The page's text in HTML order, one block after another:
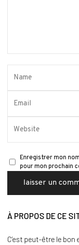
Enregistrer mon
pour mon prochain
À PROPOS DE CE
C’est peut-être le